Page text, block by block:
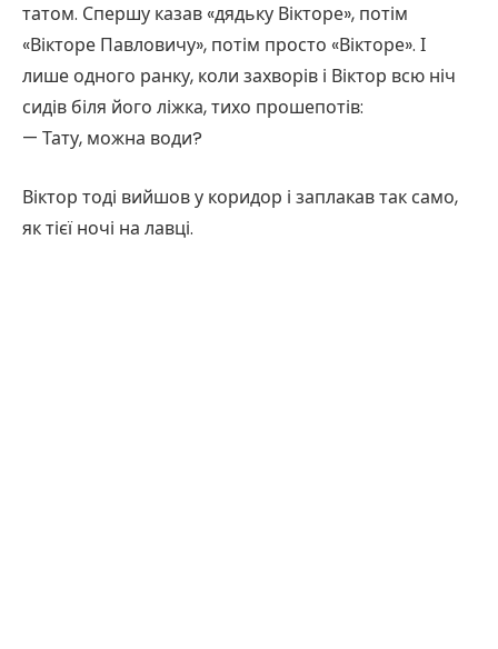
татом. Спершу казав «дядьку Вікторе», потім
«Вікторе Павловичу», потім просто «Вікторе». І
лише одного ранку, коли захворів і Віктор всю ніч
сидів біля його ліжка, тихо прошепотів:
— Тату, можна води?
Віктор тоді вийшов у коридор і заплакав так само,
як тієї ночі на лавці.